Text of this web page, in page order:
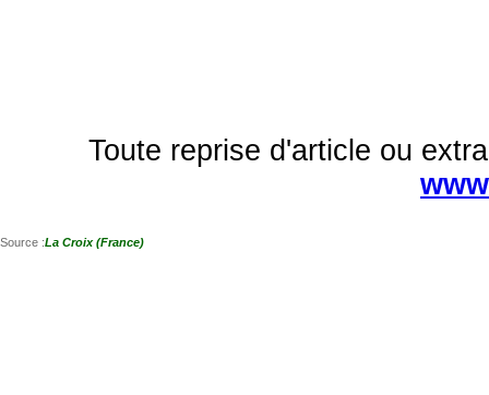
Toute reprise d'article ou
Source :La Croix (France)